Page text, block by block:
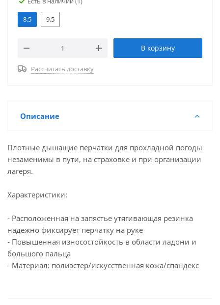
8.5 9.5
В корзину
Рассчитать доставку
Описание
Плотные дышащие перчатки для прохладной погоды
незаменимы в пути, на страховке и при организации
лагеря.
Характеристики:
- Расположенная на запястье утягивающая резинка
надежно фиксирует перчатку на руке
- Повышенная износостойкость в области ладони и
большого пальца
- Материал: полиэстер/искусственная кожа/спандекс